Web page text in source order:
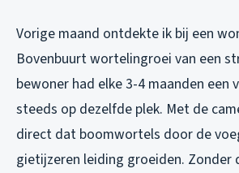
Vorige maand ontdekte ik bij een
Bovenbuurt wortelingroei van een
bewoner had elke 3-4 maanden een
steeds op dezelfde plek. Met de
direct dat boomwortels door de
gietijzeren leiding groeiden. Zonder